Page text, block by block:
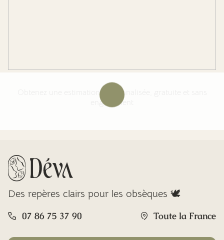
Obtenez une estimation personnalisée, gratuite et sans
engagement
Des repères clairs pour les obsèques 🕊️
07 86 75 37 90 Toute la France